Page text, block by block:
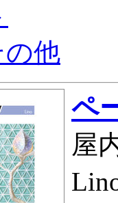
の他
ペ
屋